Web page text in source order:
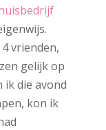
vrienden,
gelijk op
ik die avond
kon ik